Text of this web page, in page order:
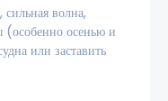
волна,
осенью и
или заставить